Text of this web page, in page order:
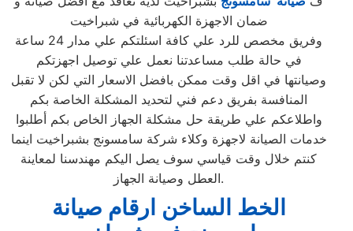
ضمان الاجهزة الكهربائية في شبراخيت
وفريق مخصص للرد علي كافة اسئلتكم علي مدار 24 ساعة
في حالة طلب مساعدتنا نعمل علي توصيل اجهزتكم
وصيانتها في اقل وقت ممكن بافضل الاسعار التي لكن لا تقبل
المنافسة بفريق دعم فني لتحديد المشكلة الخاصة بكم
واطلاعكم علي طريقة حل مشكلة الجهاز الخاص بكم أطلبوا
خدمات الصيانة لاجهزة وكلاء شركة سامسونج بشبراخيت اينما
كنتم خلال وقت قياسي سوف يصل اليكم مهندسنا لمعاينة
العطل وصيانة الجهاز.
الخط الساخن ارقام صيانة